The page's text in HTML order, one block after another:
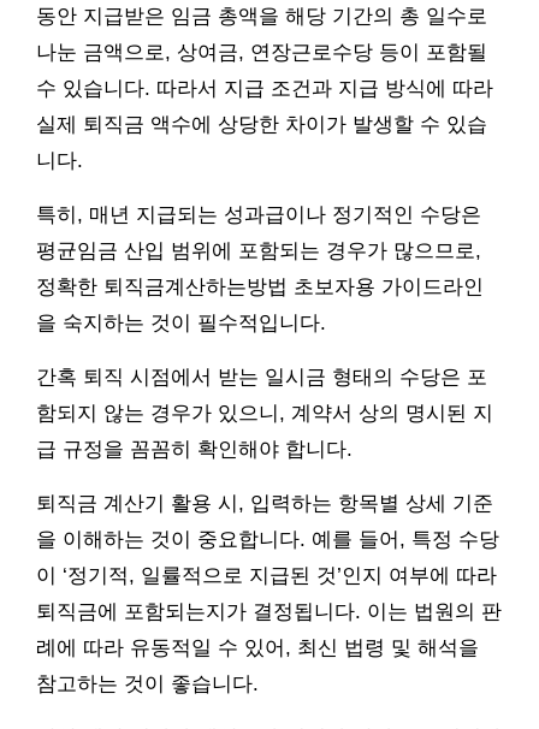
동안 지급받은 임금 총액을 해당 기간의 총 일수로
나눈 금액으로, 상여금, 연장근로수당 등이 포함될
수 있습니다. 따라서 지급 조건과 지급 방식에 따라
실제 퇴직금 액수에 상당한 차이가 발생할 수 있습
니다.
특히, 매년 지급되는 성과급이나 정기적인 수당은
평균임금 산입 범위에 포함되는 경우가 많으므로,
정확한 퇴직금계산하는방법 초보자용 가이드라인
을 숙지하는 것이 필수적입니다.
간혹 퇴직 시점에서 받는 일시금 형태의 수당은 포
함되지 않는 경우가 있으니, 계약서 상의 명시된 지
급 규정을 꼼꼼히 확인해야 합니다.
퇴직금 계산기 활용 시, 입력하는 항목별 상세 기준
을 이해하는 것이 중요합니다. 예를 들어, 특정 수당
이 ‘정기적, 일률적으로 지급된 것’인지 여부에 따라
퇴직금에 포함되는지가 결정됩니다. 이는 법원의 판
례에 따라 유동적일 수 있어, 최신 법령 및 해석을
참고하는 것이 좋습니다.